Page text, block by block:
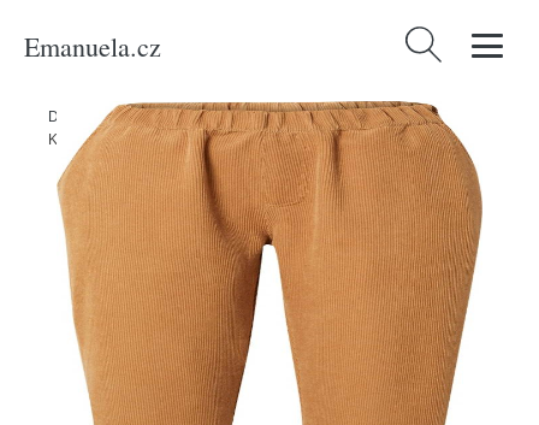
Emanuela.cz Vyhledávání
Domů Produkty/Ženy/Oblečení/Udržitelnost/Kalhoty & džíny
Kalhoty 'Civic' Iriedaily karamelová